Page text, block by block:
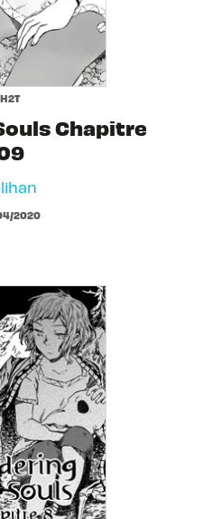
H2T
Chapitre
2020